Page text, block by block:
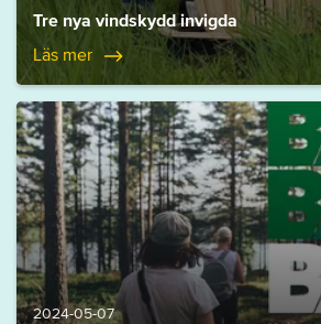
Tre nya vindskydd invigda
Läs mer
2024-05-07